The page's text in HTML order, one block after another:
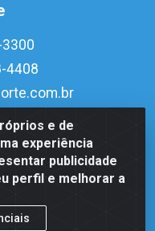
e de
experiência
publicidade
perfil e melhorar a
4408
Câmara, 1815 - Dix-
59054-600 - CNPJ
51